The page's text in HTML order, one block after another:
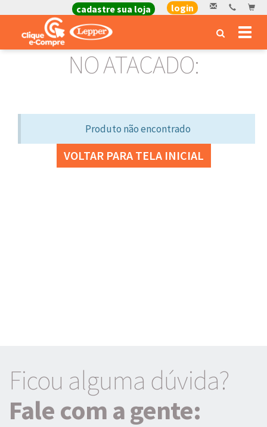
cadastre sua loja login
NO ATACADO:
Produto não encontrado
VOLTAR PARA TELA INICIAL
Ficou alguma dúvida?
Fale com a gente: